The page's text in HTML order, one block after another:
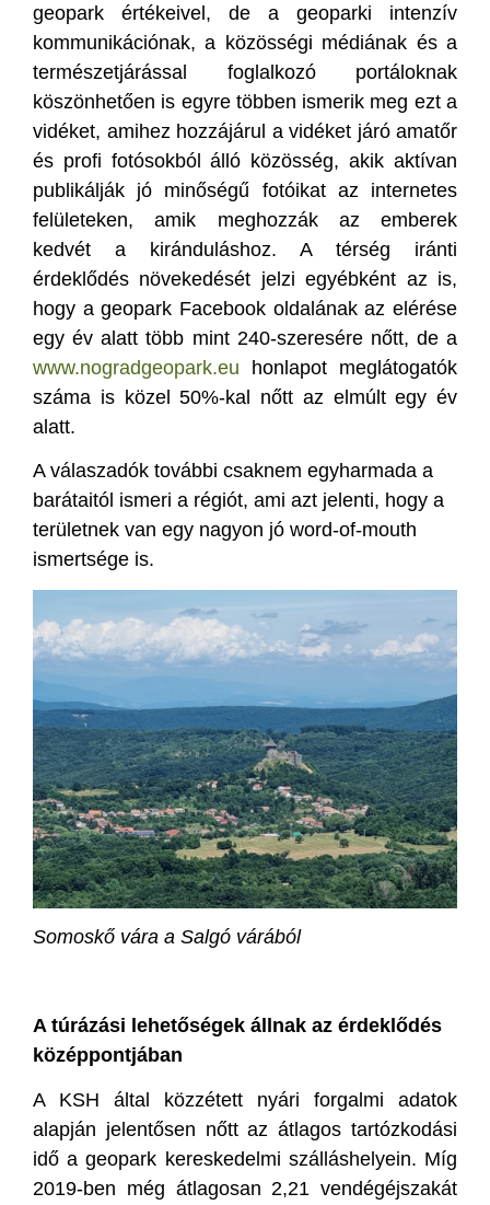
geopark értékeivel, de a geoparki intenzív
kommunikációnak, a közösségi médiának és a
természetjárással foglalkozó portáloknak
köszönhetően is egyre többen ismerik meg ezt a
vidéket, amihez hozzájárul a vidéket járó amatőr
és profi fotósokból álló közösség, akik aktívan
publikálják jó minőségű fotóikat az internetes
felületeken, amik meghozzák az emberek
kedvét a kiránduláshoz. A térség iránti
érdeklődés növekedését jelzi egyébként az is,
hogy a geopark Facebook oldalának az elérése
egy év alatt több mint 240-szeresére nőtt, de a
www.nogradgeopark.eu honlapot meglátogatók
száma is közel 50%-kal nőtt az elmúlt egy év
alatt.
A válaszadók további csaknem egyharmada a
barátaitól ismeri a régiót, ami azt jelenti, hogy a
területnek van egy nagyon jó word-of-mouth
ismertsége is.
Somoskő vára a Salgó várából
A túrázási lehetőségek állnak az érdeklődés
középpontjában
A KSH által közzétett nyári forgalmi adatok
alapján jelentősen nőtt az átlagos tartózkodási
idő a geopark kereskedelmi szálláshelyein. Míg
2019-ben még átlagosan 2,21 vendégéjszakát